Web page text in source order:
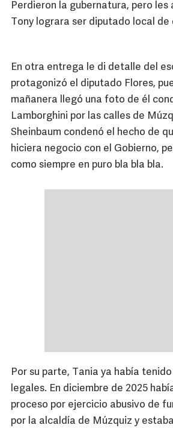
Perdieron la gubernatura, pero les
Tony lograra ser diputado local de
En otra entrega le di detalle del
protagonizó el diputado Flores,
mañanera llegó una foto de él
Lamborghini por las calles de
Sheinbaum condenó el hecho de
hiciera negocio con el Gobierno,
como siempre en puro bla bla bla.
Por su parte, Tania ya había
legales. En diciembre de 2025
proceso por ejercicio abusivo de
por la alcaldía de Múzquiz y